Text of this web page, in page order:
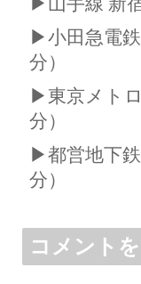
▶小田急電
分）
▶東京メト
分）
▶都営地下
分）
コメント